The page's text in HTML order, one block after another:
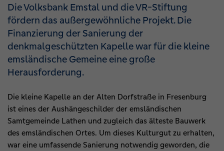
Die Volksbank Emstal und die VR-Stiftung
fördern das außergewöhnliche Projekt. Die
Finanzierung der Sanierung der
denkmalgeschützten Kapelle war für die kleine
emsländische Gemeine eine große
Herausforderung.
Die kleine Kapelle an der Alten Dorfstraße in Fresenburg
ist eines der Aushängeschilder der emsländischen
Samtgemeinde Lathen und zugleich das älteste Bauwerk
des emsländischen Ortes. Um dieses Kulturgut zu erhalten,
war eine umfassende Sanierung notwendig geworden, die